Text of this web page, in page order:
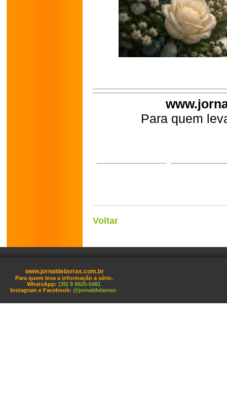
Para quem
Voltar
www.jornaldelavras.com.br
Para quem leva a informação a sério.
WhatsApp: (35) 9 9925-5481
Instagram e Facebook: @jornaldelavras